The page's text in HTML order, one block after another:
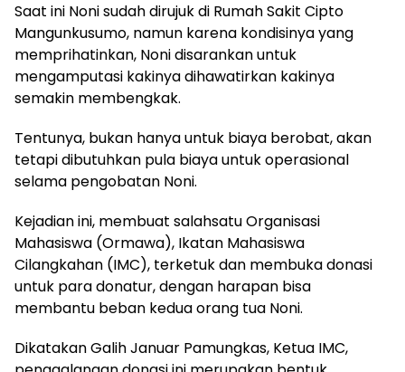
Saat ini Noni sudah dirujuk di Rumah Sakit Cipto
Mangunkusumo, namun karena kondisinya yang
memprihatinkan, Noni disarankan untuk
mengamputasi kakinya dihawatirkan kakinya
semakin membengkak.
Tentunya, bukan hanya untuk biaya berobat, akan
tetapi dibutuhkan pula biaya untuk operasional
selama pengobatan Noni.
Kejadian ini, membuat salahsatu Organisasi
Mahasiswa (Ormawa), Ikatan Mahasiswa
Cilangkahan (IMC), terketuk dan membuka donasi
untuk para donatur, dengan harapan bisa
membantu beban kedua orang tua Noni.
Dikatakan Galih Januar Pamungkas, Ketua IMC,